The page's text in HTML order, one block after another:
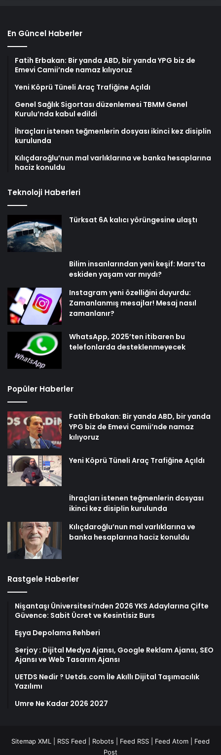
En Güncel Haberler
Fatih Erbakan: Bir yanda ABD, bir yanda YPG biz de
Emevi Camii’nde namaz kılıyoruz
Yeni Köprü Tüneli Araç Trafiğine Açıldı
Genel Sağlık Sigortası düzenlemesi TBMM Genel
Kurulu’nda kabul edildi
İhraçları istenen teğmenlerin dosyası ikinci kez disiplin
kurulunda
Kılıçdaroğlu’nun mal varlıklarına ve banka hesaplarına
haciz konuldu
Teknoloji Haberleri
Türksat 6A kalıcı yörüngesine ulaştı
Bilim insanlarından yeni keşif: Mars’ta
eskiden yaşam var mıydı?
Instagram yeni özelliğini duyurdu:
Zamanlanmış mesajlar! Mesaj nasıl
zamanlanır?
WhatsApp, 2025’ten itibaren bu
telefonlarda desteklenmeyecek
Popüler Haberler
Fatih Erbakan: Bir yanda ABD, bir yanda
YPG biz de Emevi Camii’nde namaz
kılıyoruz
Yeni Köprü Tüneli Araç Trafiğine Açıldı
İhraçları istenen teğmenlerin dosyası
ikinci kez disiplin kurulunda
Kılıçdaroğlu’nun mal varlıklarına ve
banka hesaplarına haciz konuldu
Rastgele Haberler
Nişantaşı Üniversitesi’nden 2026 YKS Adaylarına Çifte
Güvence: Sabit Ücret ve Kesintisiz Burs
Eşya Depolama Rehberi
Serjoy : Dijital Medya Ajansı, Google Reklam Ajansı, SEO
Ajansı ve Web Tasarım Ajansı
UETDS Nedir ? Uetds.com İle Akıllı Dijital Taşımacılık
Yazılımı
Umre Ne Kadar 2026 2027
Sitemap XML RSS Feed Robots Feed RSS Feed Atom
Feed
Post